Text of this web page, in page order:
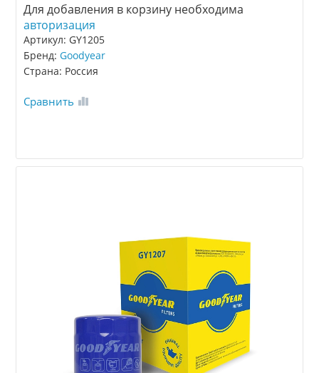
Для добавления в корзину необходима
авторизация
Артикул: GY1205
Бренд:Goodyear
Страна: Россия
Сравнить